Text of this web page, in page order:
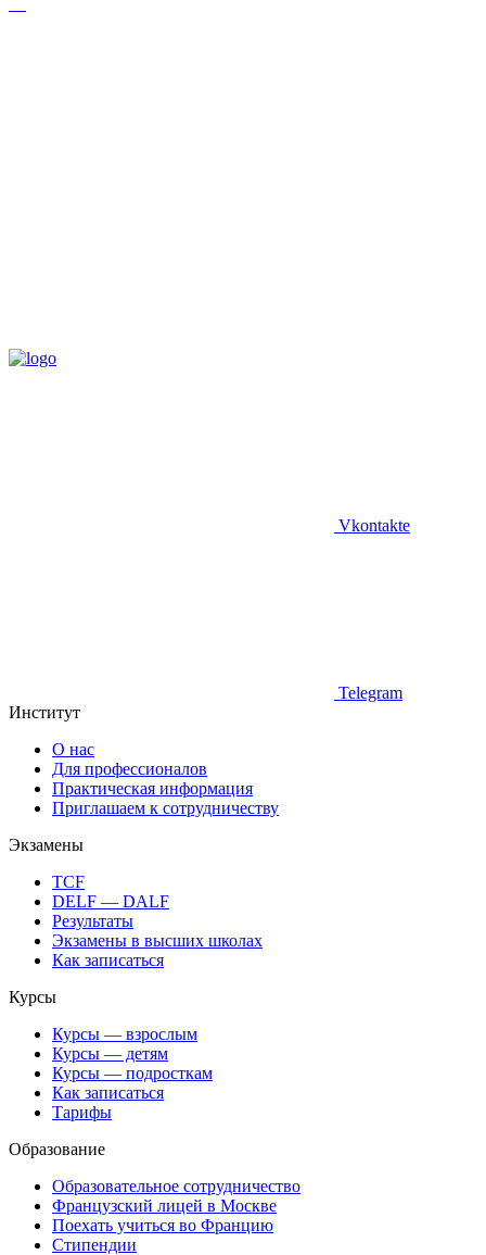
Vkontakte
Telegram
Институт
О нас
Для профессионалов
Практическая информация
Приглашаем к сотрудничеству
Экзамены
TCF
DELF — DALF
Результаты
Экзамены в высших школах
Как записаться
Курсы
Курсы — взрослым
Курсы — детям
Курсы — подросткам
Как записаться
Тарифы
Образование
Образовательное сотрудничество
Французский лицей в Москве
Поехать учиться во Францию
Стипендии